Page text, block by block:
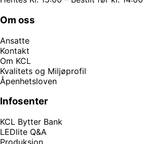
Om oss
Ansatte
Kontakt
Om KCL
Kvalitets og Miljøprofil
Åpenhetsloven
Infosenter
KCL Bytter Bank
LEDlite Q&A